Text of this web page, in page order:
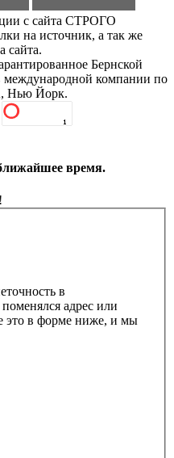
с сайта СТРОГО
на источник, а так же
сайта.
Бернской
международной компании по
Нью Йорк.
время.
в
адрес или
это в форме ниже, и мы